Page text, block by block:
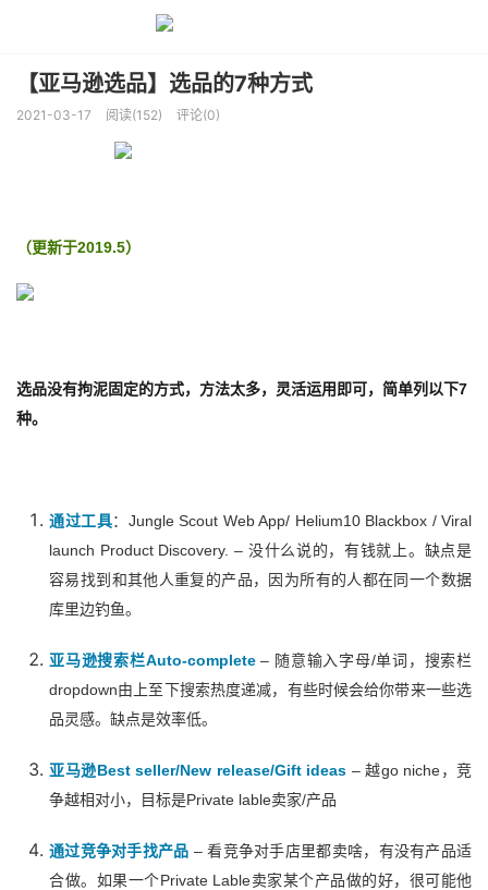
【亚马逊选品】选品的7种方式
2021-03-17 阅读(152) 评论(0)
（更新于2019.5）
选品没有拘泥固定的方式，方法太多，灵活运用即可，简单列以下7
种。
通过工具：Jungle Scout Web App/ Helium10 Blackbox / Viral
launch Product Discovery. – 没什么说的，有钱就上。缺点是
容易找到和其他人重复的产品，因为所有的人都在同一个数据
库里边钓鱼。
亚马逊搜索栏Auto-complete– 随意输入字母/单词，搜索栏
dropdown由上至下搜索热度递减，有些时候会给你带来一些选
品灵感。缺点是效率低。
亚马逊Best seller/New release/Gift ideas – 越go niche，竞
争越相对小，目标是Private lable卖家/产品
通过竞争对手找产品 – 看竞争对手店里都卖啥，有没有产品适
合做。如果一个Private Lable卖家某个产品做的好，很可能他